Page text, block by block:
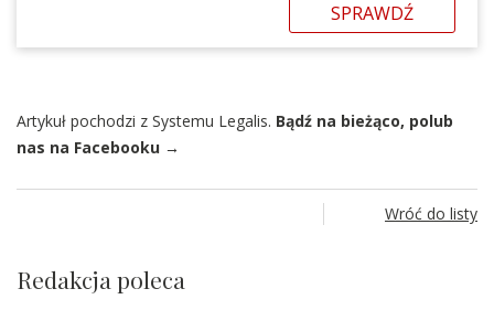
SPRAWDŹ
Artykuł pochodzi z Systemu Legalis. Bądź na bieżąco, polub
nas na Facebooku →
Wróć do listy
Redakcja poleca